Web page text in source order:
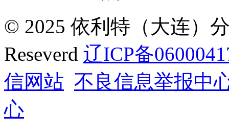
© 2025 依利特（大连）
Reseverd 辽ICP备
信网站 不良信息举报中
心